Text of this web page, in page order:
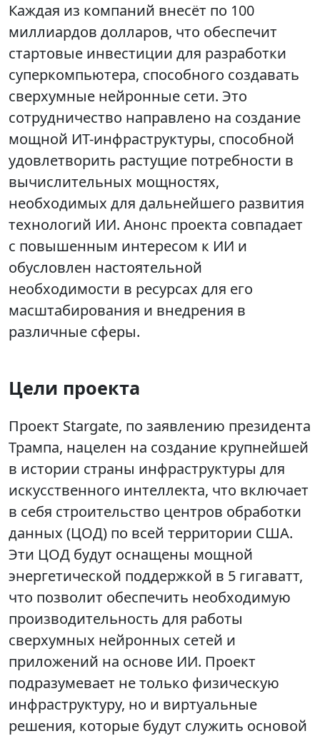
Каждая из компаний внесёт по 100
миллиардов долларов, что обеспечит
стартовые инвестиции для разработки
суперкомпьютера, способного создавать
сверхумные нейронные сети. Это
сотрудничество направлено на создание
мощной ИТ-инфраструктуры, способной
удовлетворить растущие потребности в
вычислительных мощностях,
необходимых для дальнейшего развития
технологий ИИ. Анонс проекта совпадает
с повышенным интересом к ИИ и
обусловлен настоятельной
необходимости в ресурсах для его
масштабирования и внедрения в
различные сферы.
Цели проекта
Проект Stargate, по заявлению президента
Трампа, нацелен на создание крупнейшей
в истории страны инфраструктуры для
искусственного интеллекта, что включает
в себя строительство центров обработки
данных (ЦОД) по всей территории США.
Эти ЦОД будут оснащены мощной
энергетической поддержкой в 5 гигаватт,
что позволит обеспечить необходимую
производительность для работы
сверхумных нейронных сетей и
приложений на основе ИИ. Проект
подразумевает не только физическую
инфраструктуру, но и виртуальные
решения, которые будут служить основой